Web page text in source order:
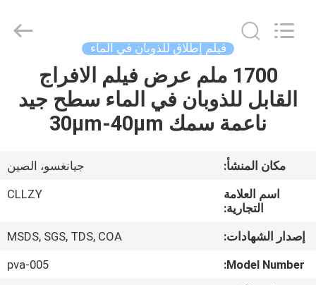
المنزل
المنتجات
حولنا
في
المصنع
Macromolecule
Materials
فيلم إطلاق للذوبان في الماء
1700 ملم عرض فيلم الافراج
القابل للذوبان في الماء سطح جيد
ناعمة سمك 30μm-40μm
مكان المنشأ:
جيانغسو، الصين
اسم العلامة
التجارية:
CLLZY
إصدار الشهادات:
MSDS, SGS, TDS, COA
Model Number:
pva-005